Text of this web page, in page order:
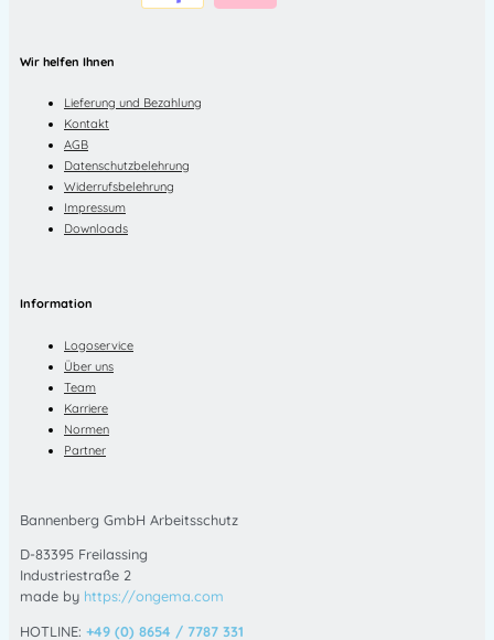
Wir helfen Ihnen
Lieferung und Bezahlung
Kontakt
AGB
Datenschutzbelehrung
Widerrufsbelehrung
Impressum
Downloads
Information
Logoservice
Über uns
Team
Karriere
Normen
Partner
Bannenberg GmbH Arbeitsschutz
D-83395 Freilassing
Industriestraße 2
made by https://ongema.com
HOTLINE: +49 (0) 8654 / 7787 331